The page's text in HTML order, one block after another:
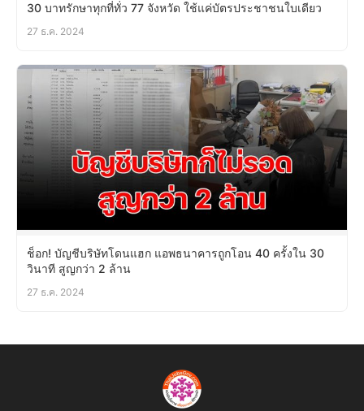
30 บาทรักษาทุกที่ทั่ว 77 จังหวัด ใช้แค่บัตรประชาชนใบเดียว
27 ธ.ค. 2024
ช็อก! บัญชีบริษัทโดนแฮก แอพธนาคารถูกโอน 40 ครั้งใน 30
วินาที สูญกว่า 2 ล้าน
27 ธ.ค. 2024